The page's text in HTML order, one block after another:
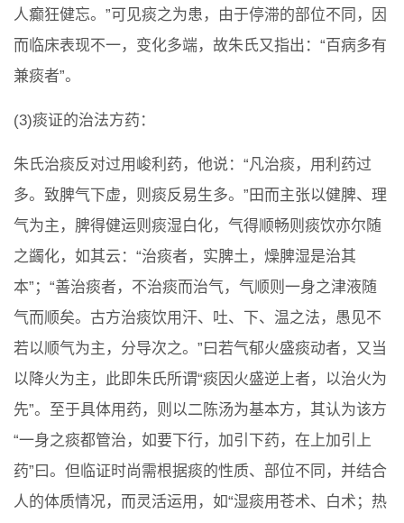
人癫狂健忘。”可见痰之为患，由于停滞的部位不同，因
而临床表现不一，变化多端，故朱氏又指出：“百病多有
兼痰者”。
(3)痰证的治法方药：
朱氏治痰反对过用峻利药，他说：“凡治痰，用利药过
多。致脾气下虚，则痰反易生多。”田而主张以健脾、理
气为主，脾得健运则痰湿白化，气得顺畅则痰饮亦尔随
之蠲化，如其云：“治痰者，实脾土，燥脾湿是治其
本”；“善治痰者，不治痰而治气，气顺则一身之津液随
气而顺矣。古方治痰饮用汗、吐、下、温之法，愚见不
若以顺气为主，分导次之。”曰若气郁火盛痰动者，又当
以降火为主，此即朱氏所谓“痰因火盛逆上者，以治火为
先”。至于具体用药，则以二陈汤为基本方，其认为该方
“一身之痰都管治，如要下行，加引下药，在上加引上
药”曰。但临证时尚需根据痰的性质、部位不同，并结合
人的体质情况，而灵活运用，如“湿痰用苍术、白术；热